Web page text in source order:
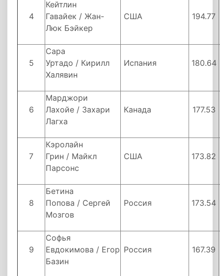
4
Кейтлин
Гавайек / Жан-
Люк Бэйкер
США 194.77
5
Сара
Уртадо / Кирилл
Халявин
Испания 180.64
6
Марджори
Лахойе / Захари
Лагха
Канада 177.53
7
Кэролайн
Грин / Майкл
Парсонс
США 173.82
8
Бетина
Попова / Сергей
Мозгов
Россия 173.54
9
Софья
Евдокимова / Егор
Базин
Россия 167.39